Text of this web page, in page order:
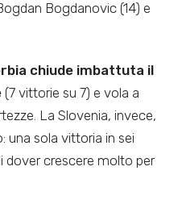
Bogdanovic (14) e
chiude imbattuta il
(7 vittorie su 7) e vola a
La Slovenia, invece,
una sola vittoria in sei
dover crescere molto per